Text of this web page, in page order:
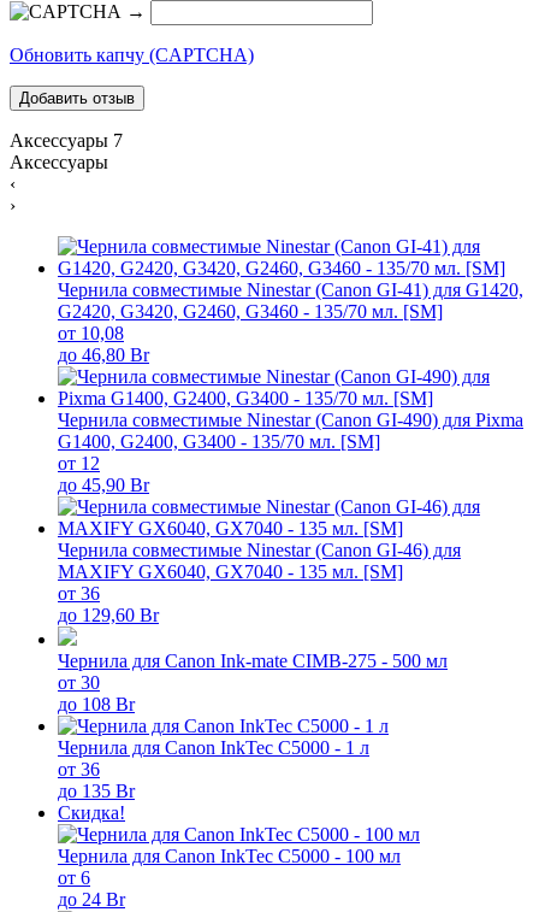
→
Обновить капчу (CAPTCHA)
Аксессуары 7
Аксессуары
‹
›
Чернила совместимые Ninestar (Canon GI-41) для G1420,
G2420, G3420, G2460, G3460 - 135/70 мл. [SM]
от 10,08
до 46,80 Br
Чернила совместимые Ninestar (Canon GI-490) для Pixma
G1400, G2400, G3400 - 135/70 мл. [SM]
от 12
до 45,90 Br
Чернила совместимые Ninestar (Canon GI-46) для
MAXIFY GX6040, GX7040 - 135 мл. [SM]
от 36
до 129,60 Br
Чернила для Canon Ink-mate CIMB-275 - 500 мл
от 30
до 108 Br
Чернила для Canon InkTec C5000 - 1 л
от 36
до 135 Br
Скидка!
Чернила для Canon InkTec C5000 - 100 мл
от 6
до 24 Br